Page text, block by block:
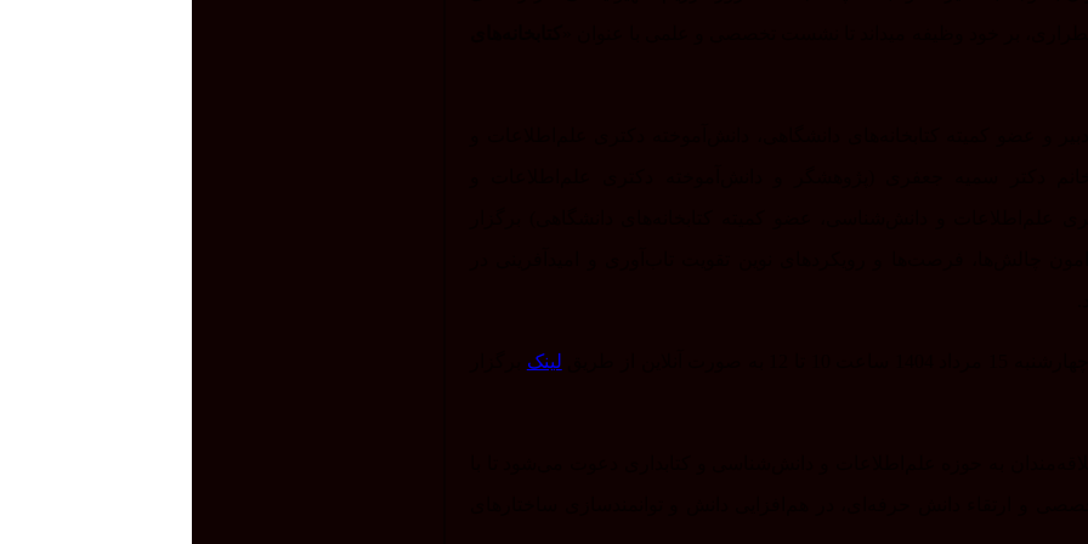
بر خود وظیفه میداند تا نشست تخصصی و علمی با عنوان «
و عضو کمیته کتابخانه‌های دانشگاهی، دانش‌آموخته دکتری علم‌اطلاعات و
خانم دکتر سمیه جعفری (پژوهشگر و دانش‌آموخته دکتری علم‌اطلاعات و
و دانش‌شناسی، عضو کمیته کتابخانه‌های دانشگاهی) برگزار
چالش‌ها، فرصت‌ها و رویکردهای نوین تقویت تاب‌آوری و امیدآفرینی در
از طریق لینک
به حوزه علم‌اطلاعات و دانش‌شناسی و کتابداری دعوت می‌شود تا با
ارتقاء دانش حرفه‌ای، در هم‌افزایی دانش و توانمندسازی ساختارهای